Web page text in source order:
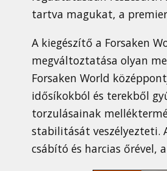
tartva magukat, a
A kiegészítő a Forsaken
megváltoztatása olyan
Forsaken World
idősíkokból és terekből
torzulásainak
stabilitását veszélyezteti.
csábító és harcias őrével,